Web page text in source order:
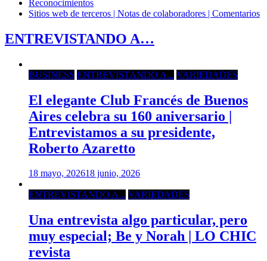
Reconocimientos
Sitios web de terceros | Notas de colaboradores | Comentarios
ENTREVISTANDO A…
BUSINESS ENTREVISTANDO A... VARIEDADES
El elegante Club Francés de Buenos
Aires celebra su 160 aniversario |
Entrevistamos a su presidente,
Roberto Azaretto
18 mayo, 202618 junio, 2026
ENTREVISTANDO A... VARIEDADES
Una entrevista algo particular, pero
muy especial; Be y Norah | LO CHIC
revista